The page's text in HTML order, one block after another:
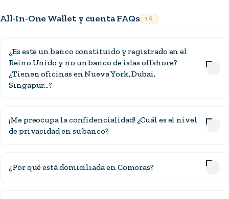
All-In-One Wallet y cuenta FAQs 16
¿Es este un banco constituido y registrado en el
Reino Unido y no un banco de islas offshore?
¿Tienen oficinas en Nueva York, Dubai,
Singapur...?
¡Me preocupa la confidencialidad! ¿Cuál es el nivel
de privacidad en su banco?
¿Por qué está domiciliada en Comoras?